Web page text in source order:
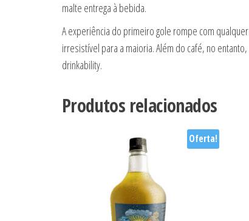
malte entrega à bebida.
A experiência do primeiro gole rompe com
irresistível para a maioria. Além do café, no
drinkability.
Produtos relacionados
Oferta!